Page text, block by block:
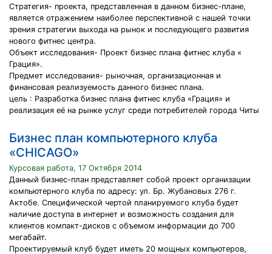
Стратегия- проекта, представленная в данном бизнес-плане,
является отражением наиболее перспективной с нашей точки
зрения стратегии выхода на рынок и последующего развития
нового фитнес центра.
Объект исследования- Проект бизнес плана фитнес клуба «
Грация».
Предмет исследования- рыночная, организационная и
финансовая реализуемость данного бизнес плана.
цель : Разработка бизнес плана фитнес клуба «Грация» и
реализация её на рынке услуг среди потребителей города Читы
Бизнес план компьютерного клуба
«CHICAGO»
Курсовая работа, 17 Октября 2014
Данный бизнес-план представляет собой проект организации
компьютерного клуба по адресу: ул. Бр. Жубановых 276 г.
Актобе. Специфической чертой планируемого клуба будет
наличие доступа в интернет и возможность создания для
клиентов компакт-дисков с объемом информации до 700
мегабайт.
Проектируемый клуб будет иметь 20 мощных компьютеров,